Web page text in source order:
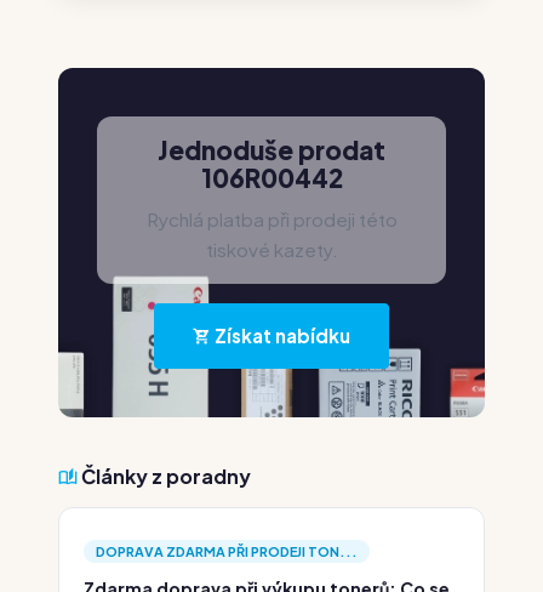
Jednoduše prodat
106R00442
Rychlá platba při prodeji této
tiskové kazety.
Získat nabídku
Články z poradny
DOPRAVA ZDARMA PŘI PRODEJI TON...